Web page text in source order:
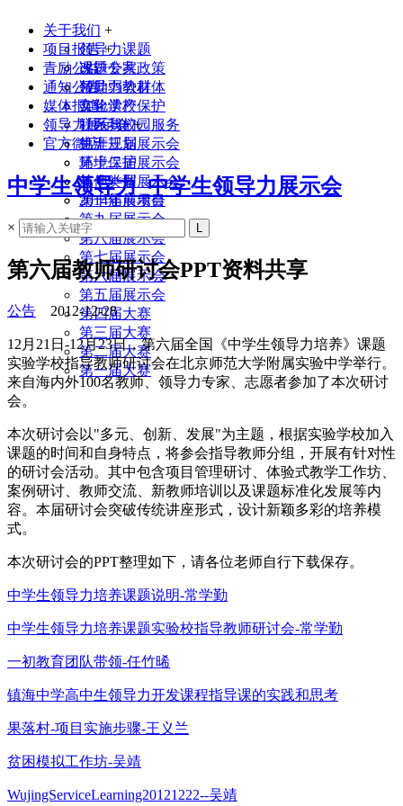
关于我们 +
领导力课题
课题专家
领导力教材
实验学校
联系我们
项目报告 +
改进公共政策
帮助弱势群体
文化遗产保护
社区与校园服务
生涯规划
环境保护
其他类型
2014年前项目
青励公益
通知公告
媒体报道
领导力展示会 +
第十三届展示会
第十二届展示会
第十一届展示会
第十届展示会
第九届展示会
第八届展示会
第七届展示会
第六届展示会
第五届展示会
第四届大赛
第三届大赛
第二届大赛
第一届大赛
官方微店
中学生领导力_中学生领导力展示会
×
第六届教师研讨会PPT资料共享
公告 2012-12-28
12月21日-12月23日，第六届全国《中学生领导力培养》课题
实验学校指导教师研讨会在北京师范大学附属实验中学举行。
来自海内外100名教师、领导力专家、志愿者参加了本次研讨
会。
本次研讨会以"多元、创新、发展"为主题，根据实验学校加入
课题的时间和自身特点，将参会指导教师分组，开展有针对性
的研讨会活动。其中包含项目管理研讨、体验式教学工作坊、
案例研讨、教师交流、新教师培训以及课题标准化发展等内
容。本届研讨会突破传统讲座形式，设计新颖多彩的培养模
式。
本次研讨会的PPT整理如下，请各位老师自行下载保存。
中学生领导力培养课题说明-常学勤
中学生领导力培养课题实验校指导教师研讨会-常学勤
一初教育团队带领-任竹晞
镇海中学高中生领导力开发课程指导课的实践和思考
果落村-项目实施步骤-王义兰
贫困模拟工作坊-吴靖
WujingServiceLearning20121222--吴靖